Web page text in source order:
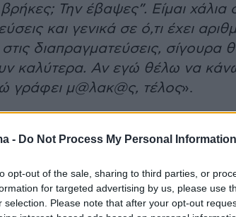
- Do Not Process My Personal Information
opt-out of the sale, sharing to third parties, or
for targeted advertising by us, please use
selection. Please note that after your opt-out
Την έβαψες”. Είμαι χάλια
και γενικά σε ό,τι έχει
διαπραγματεύσεις, σίγουρα
καλύτερα. Αν εγώ θέλω να
γράφει μ@λακ@ς, τέλος».